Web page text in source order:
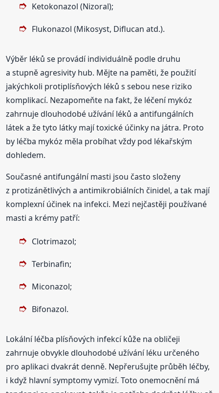
Ketokonazol (Nizoral);
Flukonazol (Mikosyst, Diflucan atd.).
Výběr léků se provádí individuálně podle druhu
a stupně agresivity hub. Mějte na paměti, že použití
jakýchkoli protiplísňových léků s sebou nese riziko
komplikací. Nezapomeňte na fakt, že léčení mykóz
zahrnuje dlouhodobé užívání léků a antifungálních
látek a že tyto látky mají toxické účinky na játra. Proto
by léčba mykóz měla probíhat vždy pod lékařským
dohledem.
Současné antifungální masti jsou často složeny
z protizánětlivých a antimikrobiálních činidel, a tak mají
komplexní účinek na infekci. Mezi nejčastěji používané
masti a krémy patří:
Clotrimazol;
Terbinafin;
Miconazol;
Bifonazol.
Lokální léčba plísňových infekcí kůže na obličeji
zahrnuje obvykle dlouhodobé užívání léku určeného
pro aplikaci dvakrát denně. Nepřerušujte průběh léčby,
i když hlavní symptomy vymizí. Toto onemocnění má